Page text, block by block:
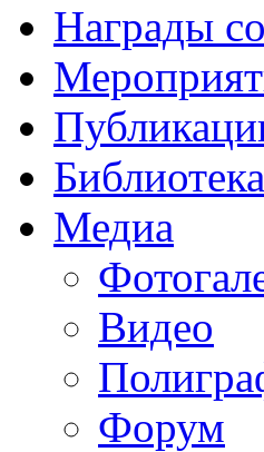
Награды
Библиотека
Медиа
Видео
Форум